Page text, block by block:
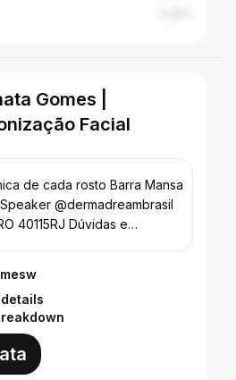
Gomes |
Facial
rosto Barra Mansa
@dermadreambrasil
Dúvidas e